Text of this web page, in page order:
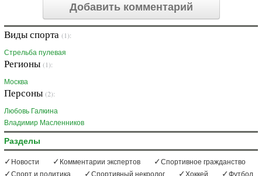
Добавить комментарий
Виды спорта (1):
Стрельба пулевая
Регионы (1):
Москва
Персоны (2):
Любовь Галкина
Владимир Масленников
Разделы
Новости Комментарии экспертов
Спортивное гражданство
Спорт и политика
Спортивный некролог Хоккей
Футбол